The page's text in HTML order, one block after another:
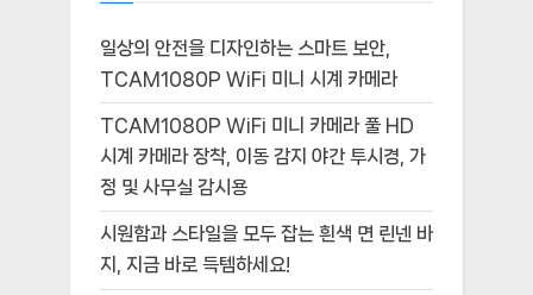
일상의 안전을 디자인하는 스마트 보안,
TCAM1080P WiFi 미니 시계 카메라
TCAM1080P WiFi 미니 카메라 풀 HD
시계 카메라 장착, 이동 감지 야간 투시경, 가
정 및 사무실 감시용
시원함과 스타일을 모두 잡는 흰색 면 린넨 바
지, 지금 바로 득템하세요!